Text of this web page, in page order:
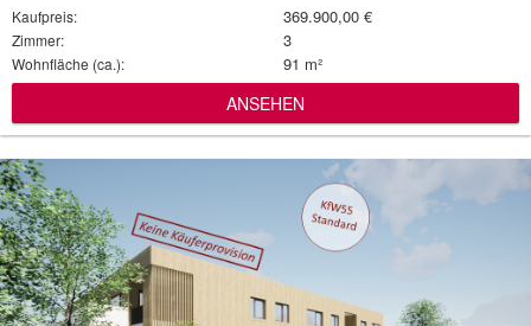
Kaufpreis:
369.900,00 €
Zimmer: 3
Wohnfläche (ca.): 91 m²
ANSEHEN